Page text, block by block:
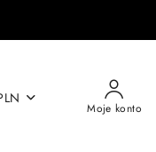
Moje konto